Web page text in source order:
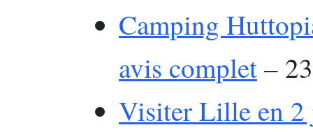
Camping
avis complet–
Visiter Lille en 2